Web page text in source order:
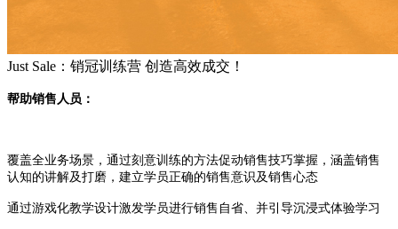
Just Sale：销冠训练营 创造高效成交！
帮助销售人员：
覆盖全业务场景，通过刻意训练的方法促动销售技巧掌握， 涵盖销售
认知的讲解及打磨，建立学员正确的销售意识及销售心态
通过游戏化教学设计激发学员进行销售自省、并引导沉浸式体验学习